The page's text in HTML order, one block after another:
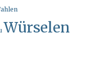
Würselen